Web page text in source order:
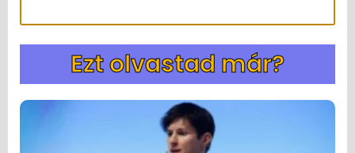
Ezt olvastad már?